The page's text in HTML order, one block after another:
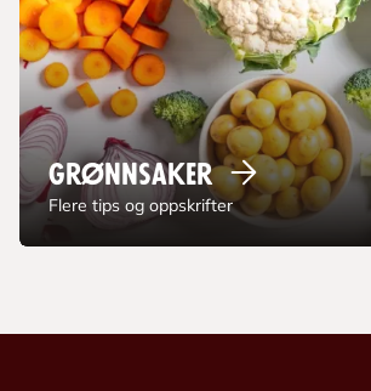
Grønnsaker
Flere tips og oppskrifter